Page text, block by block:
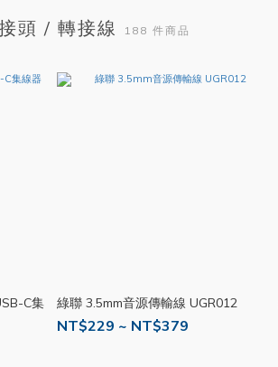
頭 / 轉接線 188 件商品
C集
綠聯 3.5mm音源傳輸線 UGR012
NT$229 ~ NT$379